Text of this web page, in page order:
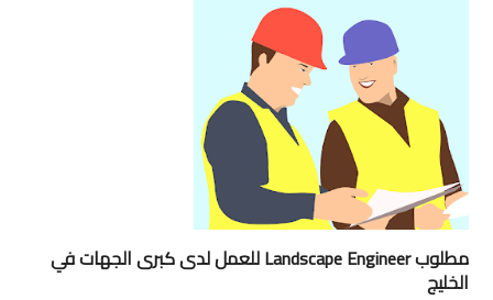
مطلوب Landscape Engineer للعمل لدى كبرى الجهات في
الخليج